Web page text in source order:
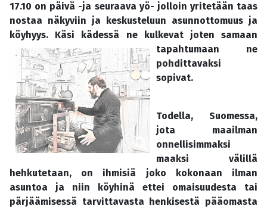
17.10 on päivä -ja seuraava yö- jolloin yritetään taas
nostaa näkyviin ja keskusteluun asunnottomuus ja
köyhyys. Käsi kädessä ne kulkevat joten samaan
tapahtumaan ne
pohdittavaksi
sopivat.
Todella, Suomessa,
jota maailman
onnellisimmaksi
maaksi välillä
hehkutetaan, on ihmisiä joko kokonaan ilman
asuntoa ja niin köyhinä ettei omaisuudesta tai
pärjäämisessä tarvittavasta henkisestä pääomasta